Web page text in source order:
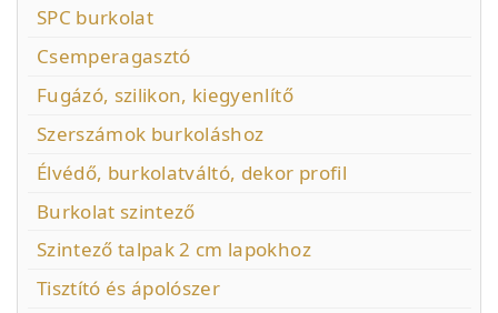
SPC burkolat
Csemperagasztó
Fugázó, szilikon, kiegyenlítő
Szerszámok burkoláshoz
Élvédő, burkolatváltó, dekor profil
Burkolat szintező
Szintező talpak 2 cm lapokhoz
Tisztító és ápolószer